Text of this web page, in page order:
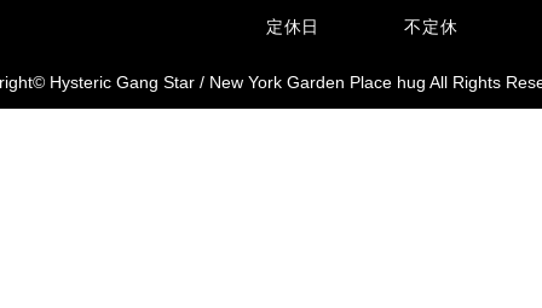
定休日
不定休
Hysteric Gang Star / New York Garden Place hug All Rights